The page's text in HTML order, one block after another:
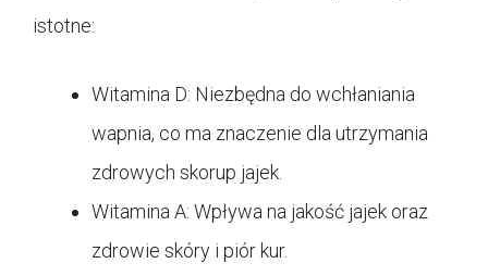
istotne:
Witamina D: Niezbędna do wchłaniania
wapnia, co ma znaczenie dla utrzymania
zdrowych skorup jajek.
Witamina A: Wpływa na jakość jajek oraz
zdrowie skóry i piór kur.